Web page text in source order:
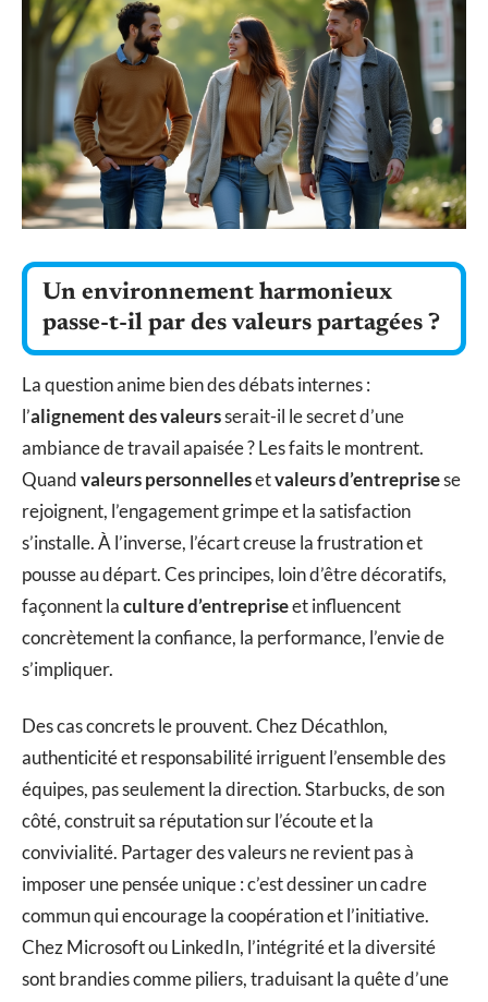
Un environnement harmonieux
passe-t-il par des valeurs partagées ?
La question anime bien des débats internes :
l’alignement des valeursserait-il le secret d’une
ambiance de travail apaisée ? Les faits le montrent.
Quandvaleurs personnellesetvaleurs d’entreprisese
rejoignent, l’engagement grimpe et la satisfaction
s’installe. À l’inverse, l’écart creuse la frustration et
pousse au départ. Ces principes, loin d’être décoratifs,
façonnent laculture d’entrepriseet influencent
concrètement la confiance, la performance, l’envie de
s’impliquer.
Des cas concrets le prouvent. Chez Décathlon,
authenticité et responsabilité irriguent l’ensemble des
équipes, pas seulement la direction. Starbucks, de son
côté, construit sa réputation sur l’écoute et la
convivialité. Partager des valeurs ne revient pas à
imposer une pensée unique : c’est dessiner un cadre
commun qui encourage la coopération et l’initiative.
Chez Microsoft ou LinkedIn, l’intégrité et la diversité
sont brandies comme piliers, traduisant la quête d’une